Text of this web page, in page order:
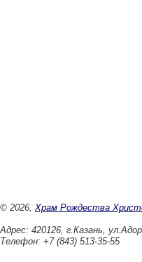
© 2026, Храм Рождества
Адрес: 420126, г.Казань,
Телефон: +7 (843) 513-35-55